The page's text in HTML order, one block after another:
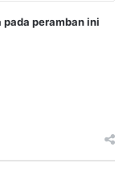
peramban ini